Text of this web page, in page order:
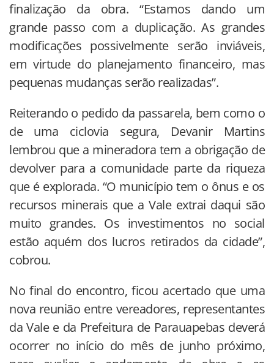
finalização da obra. “Estamos dando um
grande passo com a duplicação. As grandes
modificações possivelmente serão inviáveis,
em virtude do planejamento financeiro, mas
pequenas mudanças serão realizadas”.
Reiterando o pedido da passarela, bem como o
de uma ciclovia segura, Devanir Martins
lembrou que a mineradora tem a obrigação de
devolver para a comunidade parte da riqueza
que é explorada. “O município tem o ônus e os
recursos minerais que a Vale extrai daqui são
muito grandes. Os investimentos no social
estão aquém dos lucros retirados da cidade”,
cobrou.
No final do encontro, ficou acertado que uma
nova reunião entre vereadores, representantes
da Vale e da Prefeitura de Parauapebas deverá
ocorrer no início do mês de junho próximo,